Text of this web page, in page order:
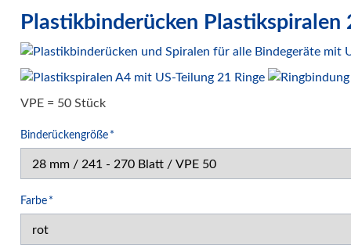
Deckblätter für Bindesysteme
Deckfolien für Bindesysteme
Bindestrips / Bindekämme
Klemm-Bindung Hardcover
Klemmschienen
Plastikbinderücken Plastikspiralen
VPE = 50 Stück
Pflichtfeld
Binderückengröße *
Pflichtfeld
Farbe *